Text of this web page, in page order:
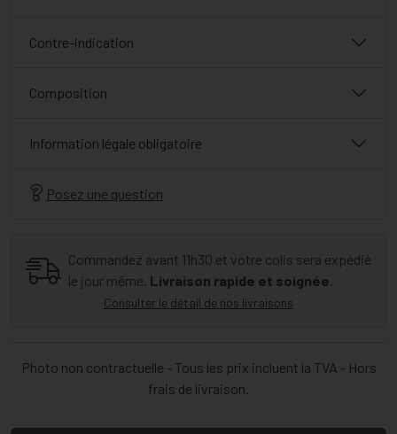
Contre-indication
Composition
Information légale obligatoire
Posez une question
Commandez avant 11h30 et votre colis sera expédié
le jour même. Livraison rapide et soignée.
Consulter le détail de nos livraisons
Photo non contractuelle - Tous les prix incluent la TVA - Hors
frais de livraison.